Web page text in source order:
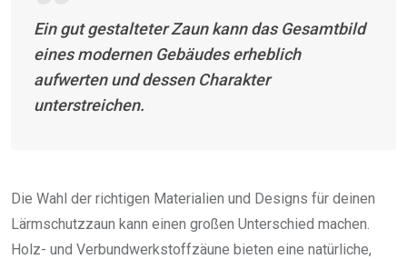
Ein gut gestalteter Zaun kann das Gesamtbild
eines modernen Gebäudes erheblich
aufwerten und dessen Charakter
unterstreichen.
Die Wahl der richtigen Materialien und Designs für deinen
Lärmschutzzaun kann einen großen Unterschied machen.
Holz- und Verbundwerkstoffzäune bieten eine natürliche,